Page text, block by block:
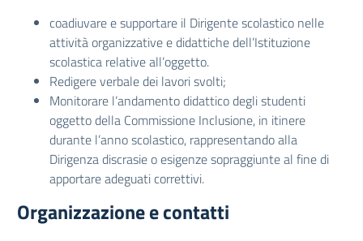
coadiuvare e supportare il Dirigente scolastico nelle
attività organizzative e didattiche dell’Istituzione
scolastica relative all’oggetto.
Redigere verbale dei lavori svolti;
Monitorare l’andamento didattico degli studenti
oggetto della Commissione Inclusione, in itinere
durante l’anno scolastico, rappresentando alla
Dirigenza discrasie o esigenze sopraggiunte al fine di
apportare adeguati correttivi.
Organizzazione e contatti